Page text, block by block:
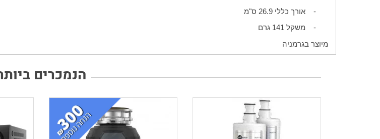
-
אורך כללי 26.9 ס"מ
-
משקל 141 גרם
מיוצר בגרמניה
הנמכרים